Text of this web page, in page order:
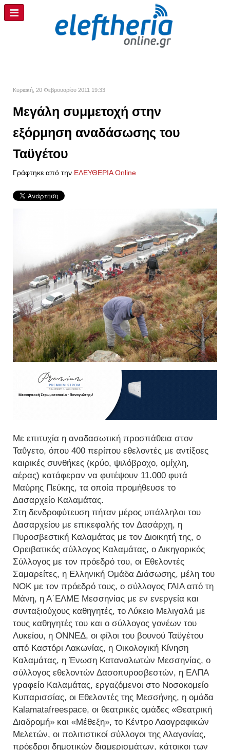
Κυριακή, 20 Φεβρουαρίου 2011 19:33
Μεγάλη συμμετοχή στην
εξόρμηση αναδάσωσης του
Ταϋγέτου
Γράφτηκε από την ΕΛΕΥΘΕΡΙΑ Online
Με επιτυχία η αναδασωτική προσπάθεια στον
Ταΰγετο, όπου 400 περίπου εθελοντές με αντίξοες
καιρικές συνθήκες (κρύο, ψιλόβροχο, ομίχλη,
αέρας) κατάφεραν να φυτέψουν 11.000 φυτά
Μαύρης Πεύκης, τα οποία προμήθευσε το
Δασαρχείο Καλαμάτας.
Στη δενδροφύτευση πήταν μέρος υπάλληλοι του
Δασαρχείου με επικεφαλής τον Δασάρχη, η
Πυροσβεστική Καλαμάτας με τον Διοικητή της, ο
Ορειβατικός σύλλογος Καλαμάτας, ο Δικηγορικός
Σύλλογος με τον πρόεδρό του, οι Εθελοντές
Σαμαρείτες, η Ελληνική Ομάδα Διάσωσης, μέλη του
ΝΟΚ με τον πρόεδρό τους, ο σύλλογος ΓΑΙΑ από τη
Μάνη, η Α΄ΕΛΜΕ Μεσσηνίας με εν ενεργεία και
συνταξιούχους καθηγητές, το Λύκειο Μελιγαλά με
τους καθηγητές του και ο σύλλογος γονέων του
Λυκείου, η ΟΝΝΕΔ, οι φίλοι του βουνού Ταϋγέτου
από Καστόρι Λακωνίας, η Οικολογική Κίνηση
Καλαμάτας, η Ένωση Καταναλωτών Μεσσηνίας, ο
σύλλογος εθελοντών Δασοπυροσβεστών, η ΕΛΠΑ
γραφείο Καλαμάτας, εργαζόμενοι στο Νοσοκομείο
Κυπαρισσίας, οι Εθελοντές της Μεσσήνης, η ομάδα
Kalamatafreespace, οι θεατρικές ομάδες «Θεατρική
Διαδρομή» και «Μέθεξη», το Κέντρο Λαογραφικών
Μελετών, οι πολιτιστικοί σύλλογοι της Αλαγονίας,
πρόεδροι δημοτικών διαμερισμάτων, κάτοικοι των